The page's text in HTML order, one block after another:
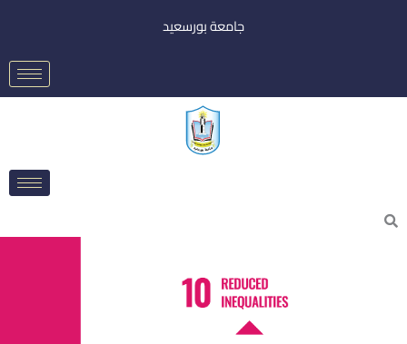
جامعة بورسعيد
Search